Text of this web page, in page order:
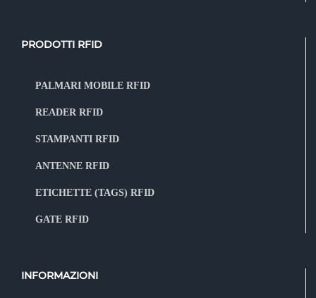
PRODOTTI RFID
PALMARI MOBILE RFID
READER RFID
STAMPANTI RFID
ANTENNE RFID
ETICHETTE (TAGS) RFID
GATE RFID
INFORMAZIONI